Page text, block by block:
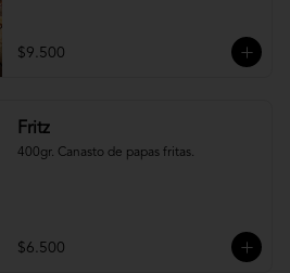
$9.500
Fritz
400gr. Canasto de papas fritas.
$6.500